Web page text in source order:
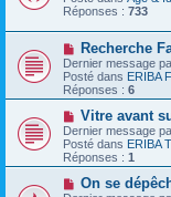
e
s
s
a
g
e
v
e
a
m
e
s
s
a
g
e
Réponses : 733
N
o
u
v
e
a
m
e
s
s
a
Recherche
Dernier message
Posté dans ERIBA
Réponses : 6
N
o
u
v
e
a
Vitre avant
Dernier message
Posté dans ERIBA
Réponses : 1
N
o
On se